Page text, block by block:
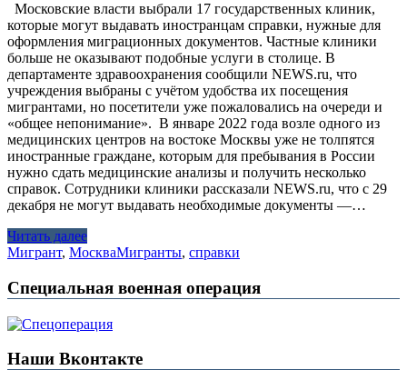
Московские власти выбрали 17 государственных клиник,
которые могут выдавать иностранцам справки, нужные для
оформления миграционных документов. Частные клиники
больше не оказывают подобные услуги в столице. В
департаменте здравоохранения сообщили NEWS.ru, что
учреждения выбраны с учётом удобства их посещения
мигрантами, но посетители уже пожаловались на очереди и
«общее непонимание». В январе 2022 года возле одного из
медицинских центров на востоке Москвы уже не толпятся
иностранные граждане, которым для пребывания в России
нужно сдать медицинские анализы и получить несколько
справок. Сотрудники клиники рассказали NEWS.ru, что с 29
декабря не могут выдавать необходимые документы —…
Читать далее
Мигрант, МоскваМигранты, справки
Специальная военная операция
Наши Вконтакте